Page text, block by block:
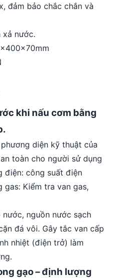
đảm bảo chắc chắn và
xả nước.
khi nấu cơm bằng
diện kỹ thuật của
toàn cho người sử dụng
điện: công suất điện
gas: Kiểm tra van gas,
nguồn nước sạch
đá vôi. Gây tắc van cấp
nhiệt (điện trở) làm
gạo – định lượng